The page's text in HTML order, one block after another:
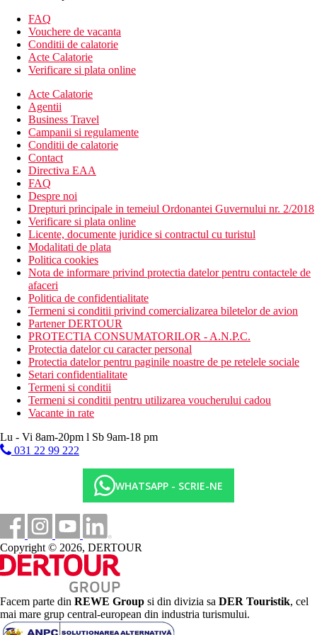
seif (gratuit)
mini-bar
set pentru prepararea ceaiului si cafelei
baie/toaleta (uscator de par)
Alte tipuri de camere (daca nu se specifica altfel, camerele au
facilitatile de mai sus)
Camera dubla, vedere la piscina
Camera dubla, vedere la mare
Descrierea hotelului
hol de intrare cu receptie
restaurantul principal
restaurant cu service
5 bare
piscina (sezlonguri, umbrele si prosoape gratuite)
piscina pentru copii
rau lin
diapozitive
loc de joaca
mini club (pentru copii 4-12 ani)
Wi-Fi gratuit în hol
Descrierea plajei
nisipos
sezlonguri, umbrele si prosoape gratuite
dig
Activitati sportive gratuite
programe de animatie
volei pe plaja
fitness
mini fotbal
mini-golf
sporturi acvatice pe plaja
centru de scufundari
centru SPA
biliard
All Inclusive
Mic dejun, pranz si cina tip bufet
FAQ
Vouchere de vacanta
Conditii de calatorie
Acte Calatorie
Verificare si plata online
Acte Calatorie
Agentii
Business Travel
Campanii si regulamente
Conditii de calatorie
Contact
Directiva EAA
FAQ
Despre noi
Drepturi principale in temeiul Ordonantei Guvernului nr. 2/2018
Verificare si plata online
Licente, documente juridice si contractul cu turistul
Modalitati de plata
Politica cookies
Nota de informare privind protectia datelor pentru contactele de
afaceri
Politica de confidentialitate
Termeni si conditii privind comercializarea biletelor de avion
Partener DERTOUR
PROTECTIA CONSUMATORILOR - A.N.P.C.
Protectia datelor cu caracter personal
Protectia datelor pentru paginile noastre de pe retelele sociale
Setari confidentialitate
Termeni si conditii
Termeni si conditii pentru utilizarea voucherului cadou
Vacante in rate
Lu - Vi 8am-20pm l Sb 9am-18 pm
031 22 99 222
WHATSAPP - SCRIE-NE
Copyright © 2026, DERTOUR
Facem parte din REWE Group si din divizia sa DER Touristik, cel
mai mare grup central-european din industria turismului.